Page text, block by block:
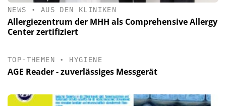
NEWS • AUS DEN KLINIKEN
Allergiezentrum der MHH als Comprehensive Allergy
Center zertifiziert
TOP-THEMEN • HYGIENE
AGE Reader - zuverlässiges Messgerät